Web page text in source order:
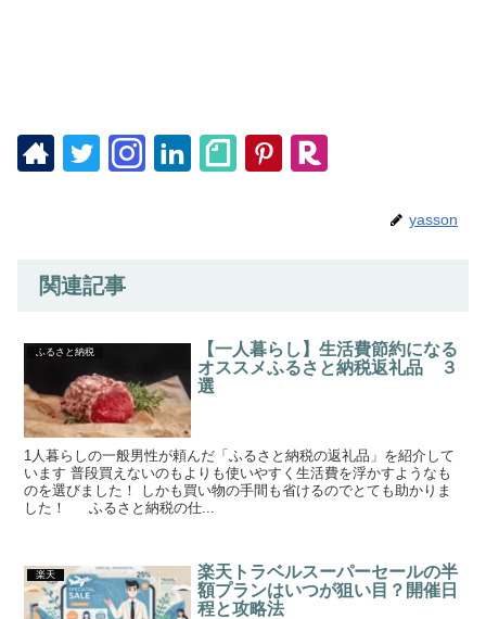
yasson
関連記事
ふるさと納税
【一人暮らし】生活費節約になる
オススメふるさと納税返礼品 ３
選
1人暮らしの一般男性が頼んだ「ふるさと納税の返礼品」を紹介して
います 普段買えないのもよりも使いやすく生活費を浮かすようなも
のを選びました！ しかも買い物の手間も省けるのでとても助かりま
した！ ふるさと納税の仕...
楽天
楽天トラベルスーパーセールの半
額プランはいつが狙い目？開催日
程と攻略法